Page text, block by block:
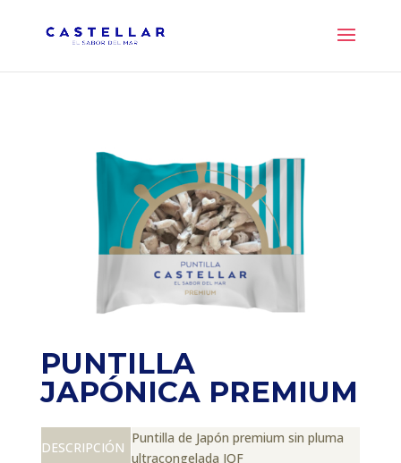
PUNTILLA
JAPÓNICA PREMIUM
DESCRIPCIÓN
Puntilla de Japón premium sin pluma
ultracongelada IQF